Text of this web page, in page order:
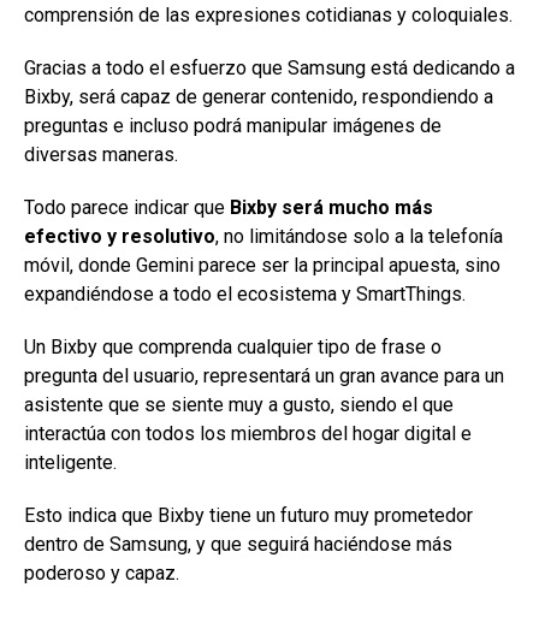
comprensión de las expresiones cotidianas y coloquiales.
Gracias a todo el esfuerzo que Samsung está dedicando a
Bixby, será capaz de generar contenido, respondiendo a
preguntas e incluso podrá manipular imágenes de
diversas maneras.
Todo parece indicar que Bixby será mucho más
efectivo y resolutivo, no limitándose solo a la telefonía
móvil, donde Gemini parece ser la principal apuesta, sino
expandiéndose a todo el ecosistema y SmartThings.
Un Bixby que comprenda cualquier tipo de frase o
pregunta del usuario, representará un gran avance para un
asistente que se siente muy a gusto, siendo el que
interactúa con todos los miembros del hogar digital e
inteligente.
Esto indica que Bixby tiene un futuro muy prometedor
dentro de Samsung, y que seguirá haciéndose más
poderoso y capaz.